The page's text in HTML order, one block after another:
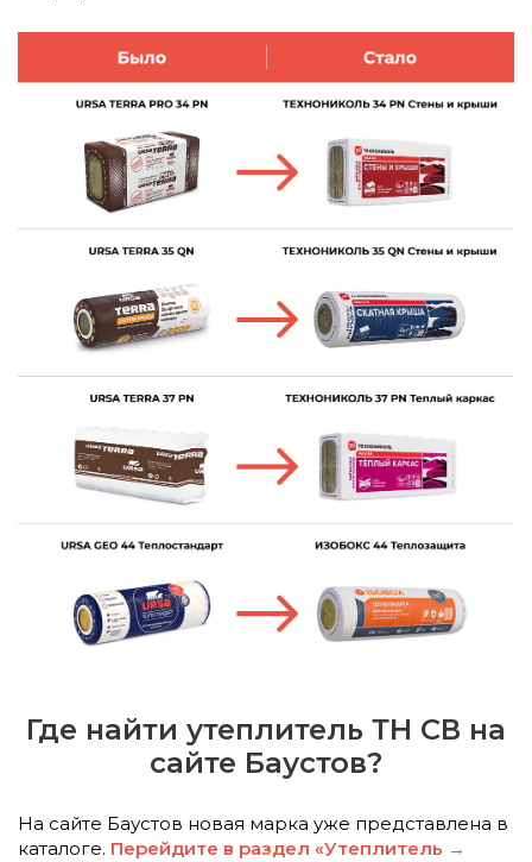
Где найти утеплитель ТН СВ на
сайте Баустов?
На сайте Баустов новая марка уже представлена в
каталоге. Перейдите в раздел «Утеплитель →